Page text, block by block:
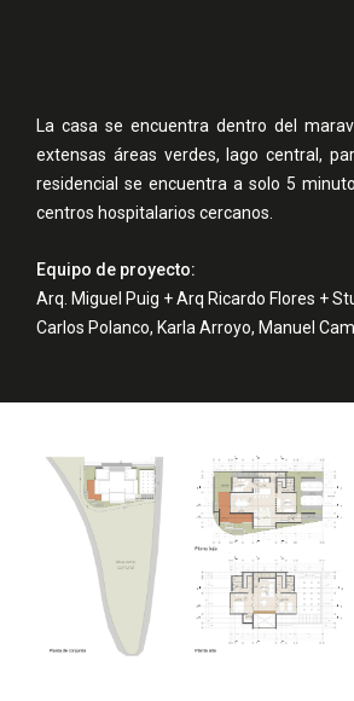
La casa se encuentra dentro del
extensas áreas verdes, lago central,
residencial se encuentra a solo 5
centros hospitalarios cercanos.
Equipo de proyecto:
Arq. Miguel Puig + Arq Ricardo Flores +
Carlos Polanco, Karla Arroyo, Manuel